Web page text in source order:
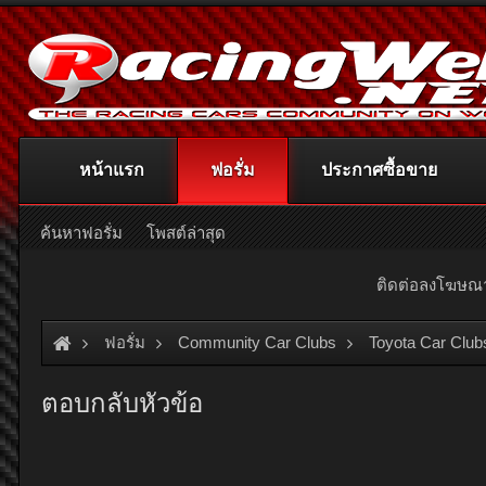
ติดต่อลงโฆษ
ฟอรั่ม Community Car Clubs Toyota Car
ตอบกลับหัวข้อ
หน้าแรก ฟอรั่ม
ค้นหาฟอรั่ม โพสต์ล่าสุด
ประกาศซื้อขาย